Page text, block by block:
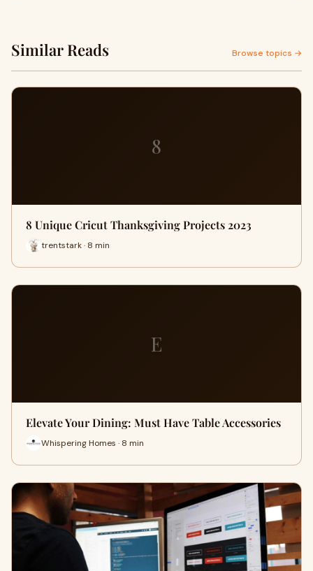
Similar Reads Browse topics →
8
8 Unique Cricut Thanksgiving Projects 2023
trentstark · 8 min
E
Elevate Your Dining: Must Have Table Accessories
Whispering Homes · 8 min